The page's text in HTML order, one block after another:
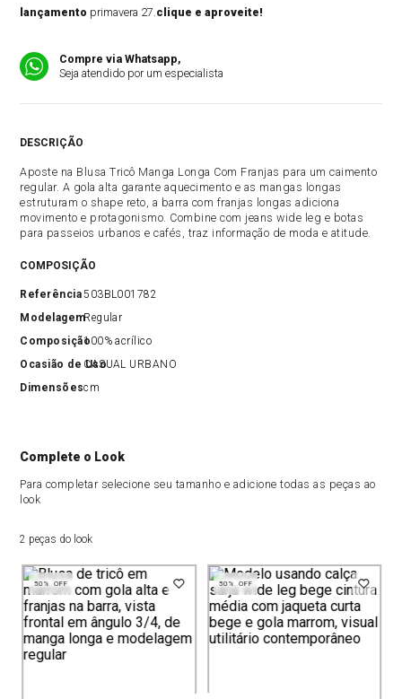
lançamento primavera 27.clique e aproveite!
Compre via Whatsapp,
Seja atendido por um especialista
DESCRIÇÃO
Aposte na Blusa Tricô Manga Longa Com Franjas para um caimento
regular. A gola alta garante aquecimento e as mangas longas
estruturam o shape reto, a barra com franjas longas adiciona
movimento e protagonismo. Combine com jeans wide leg e botas
para passeios urbanos e cafés, traz informação de moda e atitude.
COMPOSIÇÃO
Referência503BL001782
ModelagemRegular
Composição100% acrílico
Ocasião de UsoCASUAL URBANO
Dimensõescm
Complete o Look
Para completar selecione seu tamanho e adicione todas as peças ao
look
2 peças do look
50% OFF 50% OFF